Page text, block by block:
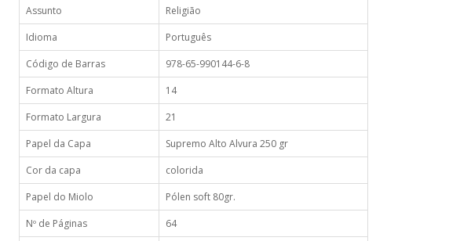
Assunto
Religião
Idioma
Português
Código de Barras
978-65-990144-6-8
Formato Altura
14
Formato Largura
21
Papel da Capa
Supremo Alto Alvura 250 gr
Cor da capa
colorida
Papel do Miolo
Pólen soft 80gr.
Nº de Páginas
64